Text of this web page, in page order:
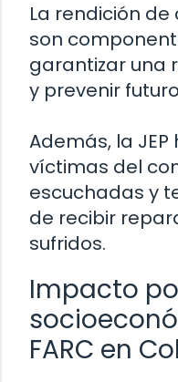
La rendición
son
garantizar una
y prevenir
Además, la
víctimas del
escuchadas y
de recibir
sufridos.
Impacto
FARC en